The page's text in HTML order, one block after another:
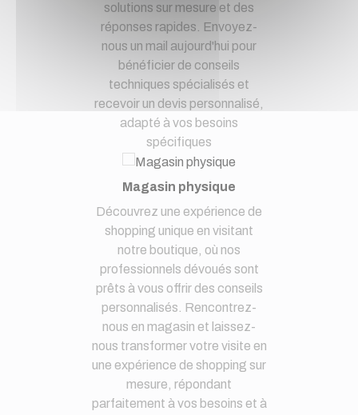
solutions sur mesure et des
réponses rapides. Envoyez-
nous un mail aujourd'hui pour
bénéficier de conseils
techniques spécialisés et
recevoir un devis personnalisé,
adapté à vos besoins
spécifiques
Magasin physique
Découvrez une expérience de
shopping unique en visitant
notre boutique, où nos
professionnels dévoués sont
prêts à vous offrir des conseils
personnalisés. Rencontrez-
nous en magasin et laissez-
nous transformer votre visite en
une expérience de shopping sur
mesure, répondant
parfaitement à vos besoins et à